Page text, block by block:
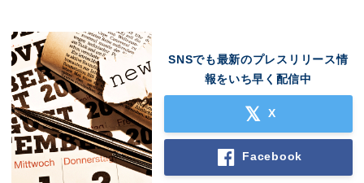
SNSでも最新のプレスリリース情
報をいち早く配信中
X
Facebook
Japanese